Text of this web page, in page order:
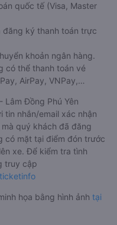
quốc tế (Visa, Master
đăng ký thanh toán trực
khoản ngân hàng.
có thể thanh toán vé
AirPay, VNPay,…
Lâm Đồng Phú Yên
tin nhắn/email xác nhận
quý khách đã đăng
có mặt tại điểm đón trước
xe. Để kiểm tra tình
truy cập
họa bằng hình ảnh tại